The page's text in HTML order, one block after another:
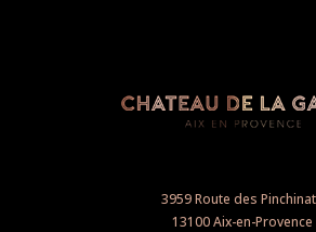
3959 Route des
13100 Aix-en-Provence